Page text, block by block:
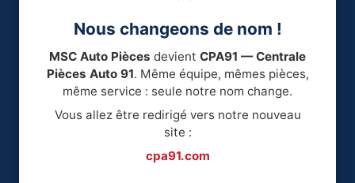
Nous changeons de nom !
MSC Auto Pièces devient CPA91 — Centrale
Pièces Auto 91. Même équipe, mêmes pièces,
même service : seule notre nom change.
Vous allez être redirigé vers notre nouveau
site :
cpa91.com